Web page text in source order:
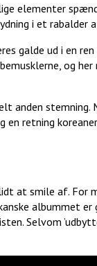
elementer
i et rabalder
galde ud i en
og her
anden stemning.
en retning
at smile af. For
albummet
Selvom